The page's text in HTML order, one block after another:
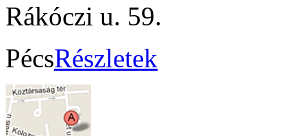
Rákóczi u. 59.
PécsRészletek